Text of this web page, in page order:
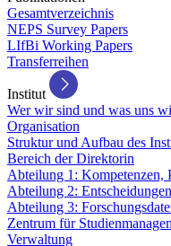
Gesamtverzeichnis
NEPS Survey Papers
LIfBi Working Papers
Transferreihen
Institut
Wer wir sind und was uns
Organisation
Struktur und Aufbau des
Bereich der Direktorin
Abteilung 1: Kompetenzen,
Abteilung 2:
Abteilung 3:
Zentrum für
Verwaltung